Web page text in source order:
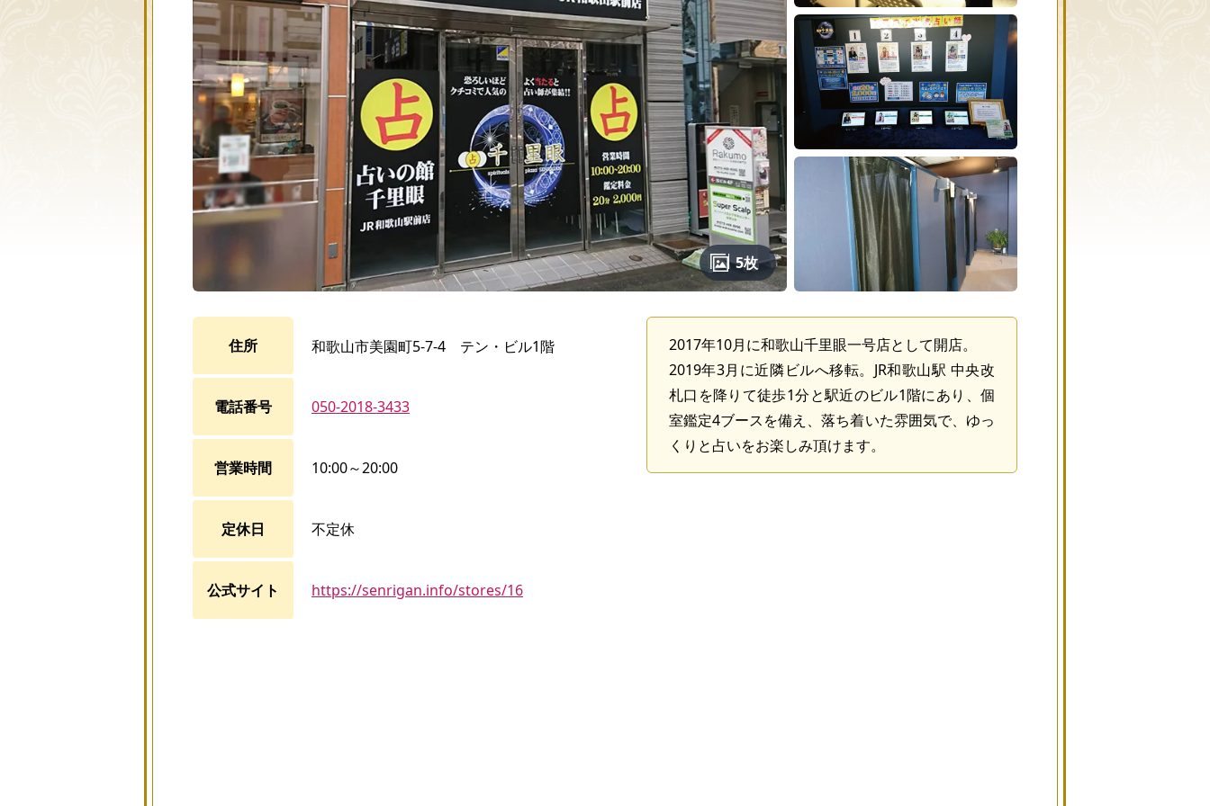
5枚
住所 和歌山市美園町5-7-4 テン・ビル1階
電話番号 050-2018-3433
営業時間 10:00～20:00
定休日 不定休
公式サイト https://senrigan.info/stores/16
2017年10月に和歌山千里眼一号店として開店。
2019年3月に近隣ビルへ移転。JR和歌山駅 中央改
札口を降りて徒歩1分と駅近のビル1階にあり、個
室鑑定4ブースを備え、落ち着いた雰囲気で、ゆっ
くりと占いをお楽しみ頂けます。